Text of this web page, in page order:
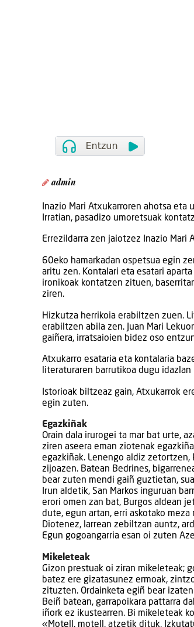
admin
Inazio Mari Atxukarroren ahotsa eta
Irratian, pasadizo umoretsuak
Errezildarra zen jaiotzez Inazio
60eko hamarkadan ospetsua egin
aritu zen. Kontalari eta esatari
ironikoak kontatzen zituen,
ziren.
Hizkutza herrikoia erabiltzen zuen.
erabiltzen abila zen. Juan Mari
gaiñera, irratsaioien bidez oso
Atxukarro esataria eta kontalaria
literaturaren barrutikoa dugu
Istorioak biltzeaz gain, Atxukarrok
egin zuten.
Egazkiñak
Orain dala irurogei ta mar bat urte,
ziren aseera eman ziotenak
egazkiñak. Lenengo aldiz zetortzen,
zijoazen. Batean Bedrines,
bear zuten mendi gaiñ guztietan,
Irun aldetik, San Markos inguruan
erori omen zan bat, Burgos aldean
dute, egun artan, erri askotako
Diotenez, larrean zebiltzan auntz,
Egun gogoangarria esan oi zuten
Mikeleteak
Gizon prestuak oi ziran mikeleteak;
batez ere gizatasunez ermoak,
zituzten. Ordainketa egiñ bear
Beiñ batean, garrapoikara pattarra
iñork ez ikustearren. Bi mikeleteak
«Motell, motell, atzetik dituk.